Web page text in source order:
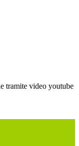
tramite video youtube